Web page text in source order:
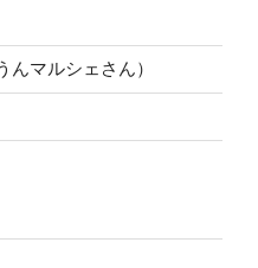
マルシェさん）